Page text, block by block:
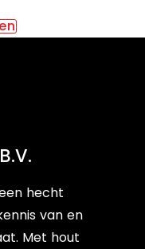
hecht
van en
Met hout